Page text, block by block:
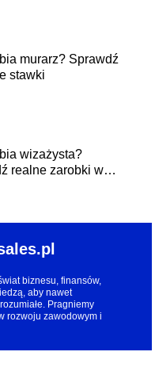
murarz? Sprawdź
stawki
wizażysta?
realne zarobki w
biznesu, finansów,
aby nawet
Pragniemy
rozwoju zawodowym i